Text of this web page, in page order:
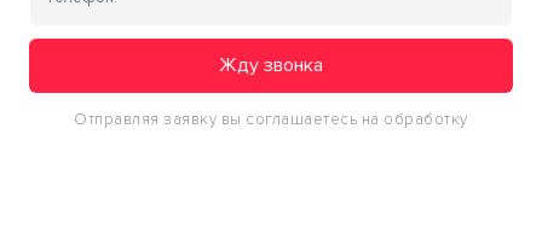
Жду звонка
Отправляя заявку вы соглашаетесь на обработку